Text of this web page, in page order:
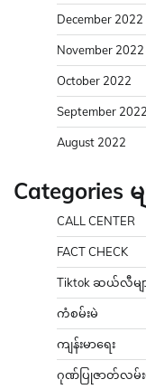
December 2022
November 2022
October 2022
September 2022
August 2022
CALL CENTER
FACT CHECK
Tiktok ဆယ်လီမျ
ကံစမ်းမဲ
ကျန်းမာရေး
ဂုဏ်ပြုဇာတ်လမ်းမ